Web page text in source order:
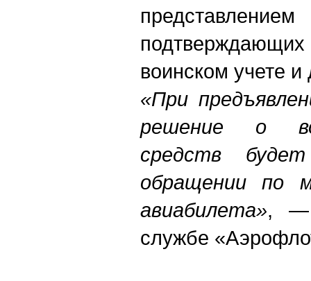
воинском учете и
«При
решение о
средств
обращении по
авиабилета», —
службе